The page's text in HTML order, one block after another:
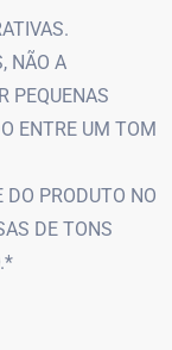
NÃO A
PEQUENAS
ENTRE UM TOM
DO PRODUTO NO
DE TONS